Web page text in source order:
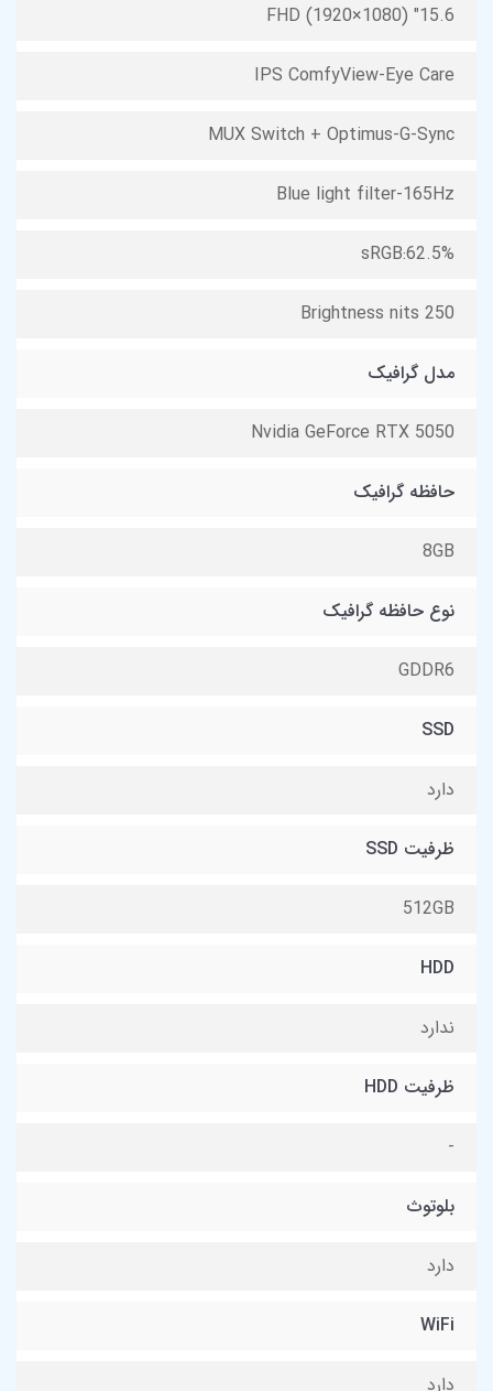
15.6" FHD (1920×1080)
IPS ComfyView-Eye Care
MUX Switch + Optimus-G-Sync
Blue light filter-165Hz
sRGB:62.5%
Brightness nits 250
مدل گرافیک
Nvidia GeForce RTX 5050
حافظه گرافیک
8GB
نوع حافظه گرافیک
GDDR6
SSD
دارد
ظرفیت SSD
512GB
HDD
ندارد
ظرفیت HDD
-
بلوتوث
دارد
WiFi
دارد